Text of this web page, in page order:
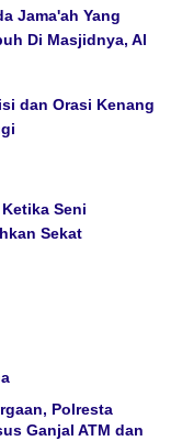
Jama'ah Yang
Di Masjidnya, Al
dan Orasi Kenang
Seni
Sekat
Polresta
Ganjal ATM dan